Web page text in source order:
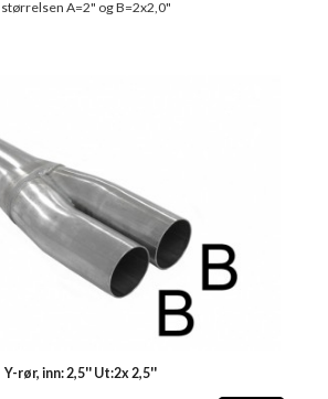
A=2" og B=2x2,0"
Y-rør, inn: 2,5'' Ut:2x 2,5''